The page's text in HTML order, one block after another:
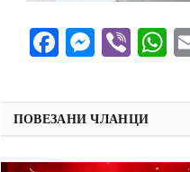
Facebook
ПОВЕЗАНИ ЧЛАНЦИ